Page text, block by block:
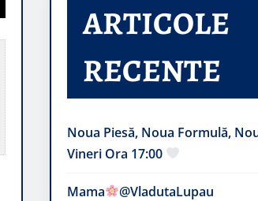
ARTICOLE
RECENTE
Noua Piesă, Noua Formulă,
Vineri Ora 17:00
Mama @VladutaLupau